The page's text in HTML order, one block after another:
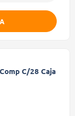
C/28 Caja